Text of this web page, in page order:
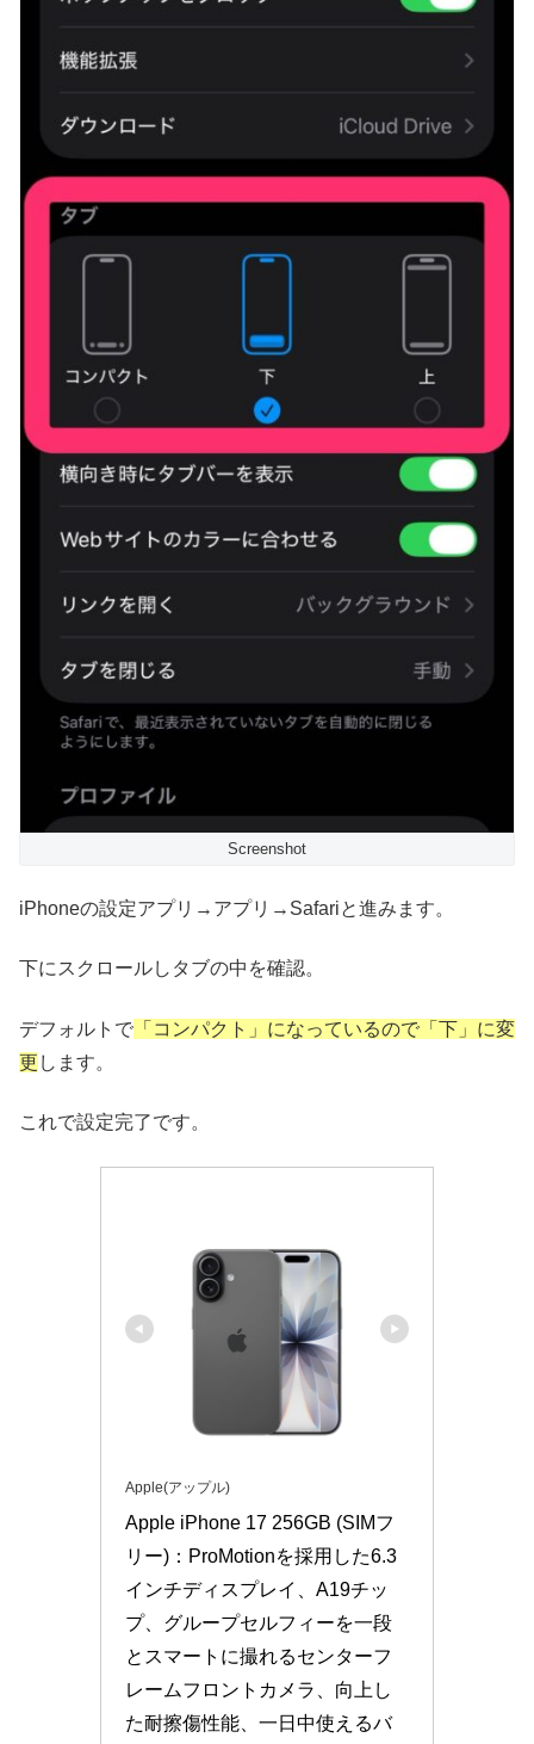
Screenshot
iPhoneの設定アプリ→アプリ→Safariと進みます。
下にスクロールしタブの中を確認。
デフォルトで 「コンパクト」になっているので「下」に変
更 します。
これで設定完了です。
Apple(アップル)
Apple iPhone 17 256GB (SIMフ
リー)：ProMotionを採用した6.3
インチディスプレイ、A19チッ
プ、グループセルフィーを一段
とスマートに撮れるセンターフ
レームフロントカメラ、向上し
た耐擦傷性能、一日中使えるバ